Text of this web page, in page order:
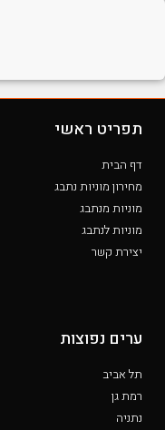
תפריט ראשי
דף הבית
מחירון מוניות נתבג
מוניות מנתבג
מוניות לנתבג
יצירת קשר
ערים נפוצות
תל אביב
רמת גן
נתניה